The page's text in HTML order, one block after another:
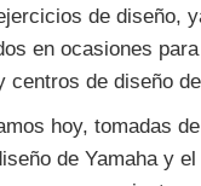
de diseño,
en ocasiones
de diseño
hoy, tomadas
de Yamaha y